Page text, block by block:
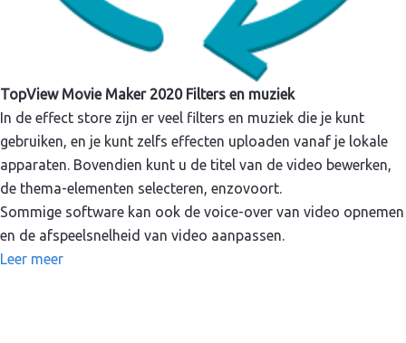
TopView Movie Maker 2020 Filters en muziek
In de effect store zijn er veel filters en muziek die je kunt
gebruiken, en je kunt zelfs effecten uploaden vanaf je lokale
apparaten. Bovendien kunt u de titel van de video bewerken,
de thema-elementen selecteren, enzovoort.
Sommige software kan ook de voice-over van video opnemen
en de afspeelsnelheid van video aanpassen.
Leer meer